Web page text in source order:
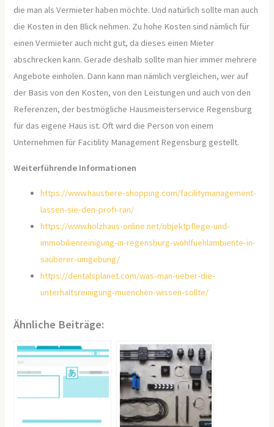
die man als Vermieter haben möchte. Und natürlich sollte man auch
die Kosten in den Blick nehmen. Zu hohe Kosten sind nämlich für
einen Vermieter auch nicht gut, da dieses einen Mieter
abschrecken kann. Gerade deshalb sollte man hier immer mehrere
Angebote einholen. Dann kann man nämlich vergleichen, wer auf
der Basis von den Kosten, von den Leistungen und auch von den
Referenzen, der bestmögliche Hausmeisterservice Regensburg
für das eigene Haus ist. Oft wird die Person von einem
Unternehmen für Facitility Management Regensburg gestellt.
Weiterführende Informationen
https://www.haustiere-shopping.com/facilitymanagement-
lassen-sie-den-profi-ran/
https://www.holzhaus-online.net/objektpflege-und-
immobilienreinigung-in-regensburg-wohlfuehlambiente-in-
sauberer-umgebung/
https://dentalsplanet.com/was-man-ueber-die-
unterhaltsreinigung-muenchen-wissen-sollte/
Ähnliche Beiträge: